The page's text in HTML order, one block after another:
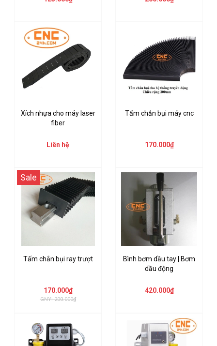
Xích nhựa cho máy laser
fiber
Liên hệ
Tấm chắn bụi máy cnc
170.000₫
Sale
Tấm chắn bụi ray trượt
170.000₫
GNY: 200.000₫
Bình bơm dầu tay | Bơm
dầu động
420.000₫